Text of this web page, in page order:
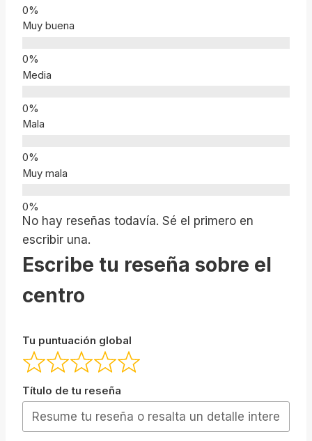
Muy buena
Media
Mala
Muy mala
No hay reseñas todavía. Sé el primero en
escribir una.
Escribe tu reseña sobre el
centro
Tu puntuación global
Título de tu reseña